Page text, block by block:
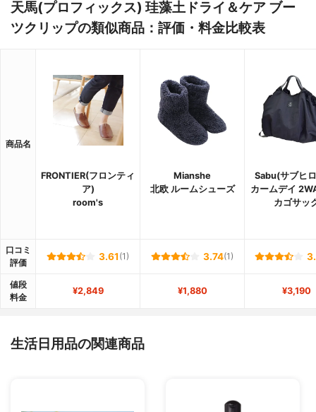
天馬(プロフィックス) 珪藻土ドライ＆ケア ブー
ツクリップの類似商品：評価・料金比較表
商品名
FRONTIER(フロンティ
ア)
room's
Mianshe
北欧 ルームシューズ
Sabu(サブヒ
カームデイ
カゴサッ
口コミ
評価
3.61 (1) 3.74(1)
値段
料金
¥2,849 ¥1,880 ¥3,190
生活日用品の関連商品